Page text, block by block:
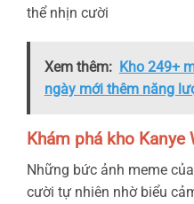
thể nhịn cười
Xem thêm: Kho 249+
ngày mới thêm năng
Khám phá kho
Những bức ảnh meme
cười tự nhiên nhờ biểu